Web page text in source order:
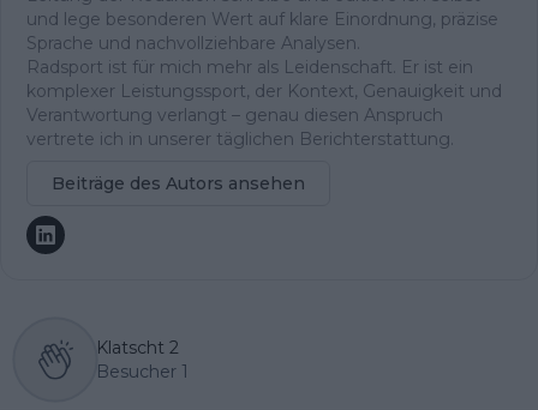
und lege besonderen Wert auf klare Einordnung, präzise
Sprache und nachvollziehbare Analysen.
Radsport ist für mich mehr als Leidenschaft. Er ist ein
komplexer Leistungssport, der Kontext, Genauigkeit und
Verantwortung verlangt – genau diesen Anspruch
vertrete ich in unserer täglichen Berichterstattung.
Beiträge des Autors ansehen
Klatscht 2
Besucher 1